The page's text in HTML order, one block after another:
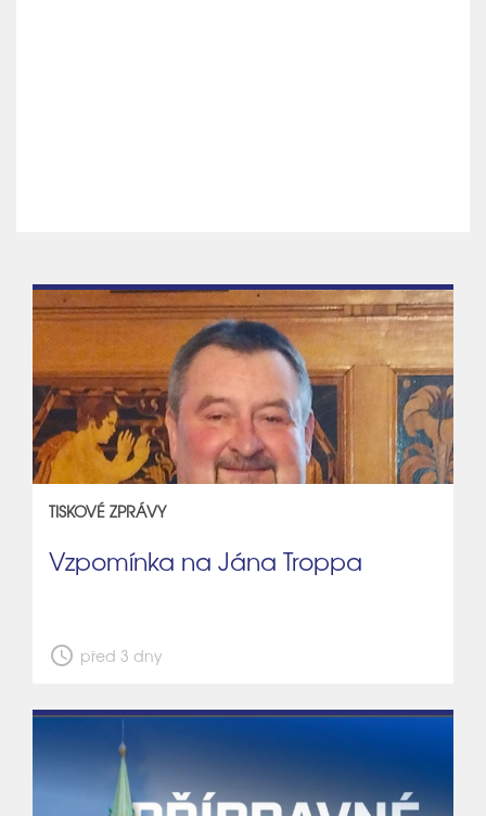
TISKOVÉ ZPRÁVY
Vzpomínka na Jána Troppa
schedule před 3 dny